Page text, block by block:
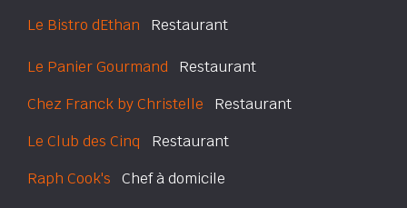
Le Bistro dEthan Restaurant
Le Panier Gourmand Restaurant
Chez Franck by Christelle Restaurant
Le Club des Cinq Restaurant
Raph Cook's Chef à domicile